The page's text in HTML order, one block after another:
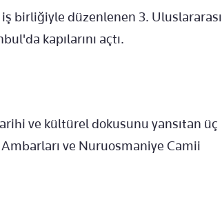
birliğiyle düzenlenen 3. Uluslararası
kapılarını açtı.
ve kültürel dokusunu yansıtan üç
ve Nuruosmaniye Camii